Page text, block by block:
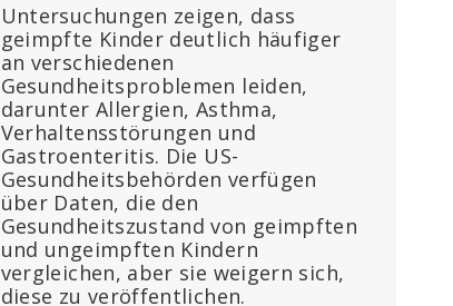
Untersuchungen zeigen, dass
geimpfte Kinder deutlich häufiger
an verschiedenen
Gesundheitsproblemen leiden,
darunter Allergien, Asthma,
Verhaltensstörungen und
Gastroenteritis. Die US-
Gesundheitsbehörden verfügen
über Daten, die den
Gesundheitszustand von geimpften
und ungeimpften Kindern
vergleichen, aber sie weigern sich,
diese zu veröffentlichen.